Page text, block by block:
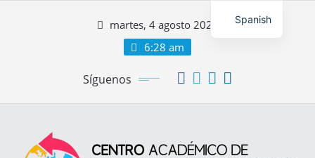
martes, 4 agosto 2026
6:28 am
Síguenos
Spanish